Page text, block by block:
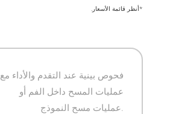
*أنظر قائمة الأسعار.
فحوص بينية عند التقدم والأداء مع
عمليات المسح داخل الفم أو
عمليات مسح النموذج.